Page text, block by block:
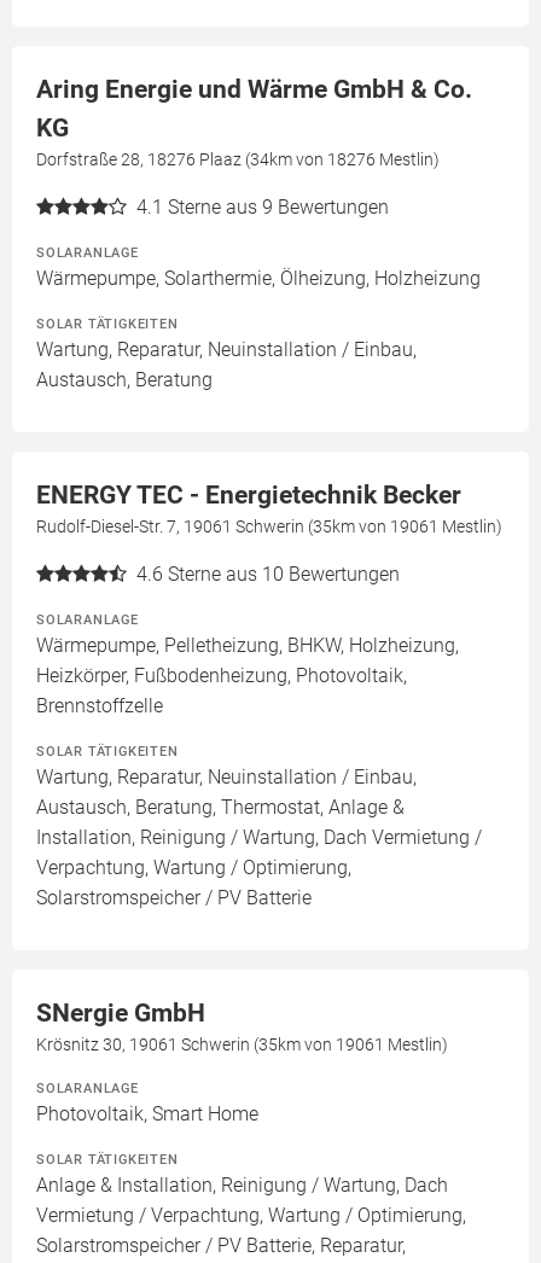
Aring Energie und Wärme GmbH & Co.
KG
Dorfstraße 28, 18276 Plaaz (34km von 18276 Mestlin)
4.1 Sterne aus 9 Bewertungen
SOLARANLAGE
Wärmepumpe, Solarthermie, Ölheizung, Holzheizung
SOLAR TÄTIGKEITEN
Wartung, Reparatur, Neuinstallation / Einbau,
Austausch, Beratung
ENERGY TEC - Energietechnik Becker
Rudolf-Diesel-Str. 7, 19061 Schwerin (35km von 19061 Mestlin)
4.6 Sterne aus 10 Bewertungen
SOLARANLAGE
Wärmepumpe, Pelletheizung, BHKW, Holzheizung,
Heizkörper, Fußbodenheizung, Photovoltaik,
Brennstoffzelle
SOLAR TÄTIGKEITEN
Wartung, Reparatur, Neuinstallation / Einbau,
Austausch, Beratung, Thermostat, Anlage &
Installation, Reinigung / Wartung, Dach Vermietung /
Verpachtung, Wartung / Optimierung,
Solarstromspeicher / PV Batterie
SNergie GmbH
Krösnitz 30, 19061 Schwerin (35km von 19061 Mestlin)
SOLARANLAGE
Photovoltaik, Smart Home
SOLAR TÄTIGKEITEN
Anlage & Installation, Reinigung / Wartung, Dach
Vermietung / Verpachtung, Wartung / Optimierung,
Solarstromspeicher / PV Batterie, Reparatur,